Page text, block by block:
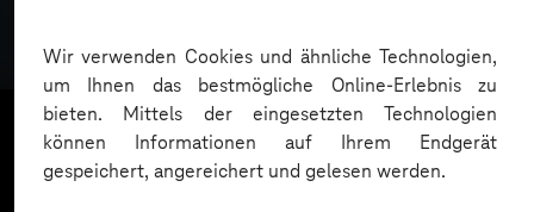
Wir verwenden Cookies und ähnliche Technologien,
um Ihnen das bestmögliche Online-Erlebnis zu
bieten. Mittels der eingesetzten Technologien
können Informationen auf Ihrem Endgerät
gespeichert, angereichert und gelesen werden.
Sichere Cloud Transformation
Mehr laden